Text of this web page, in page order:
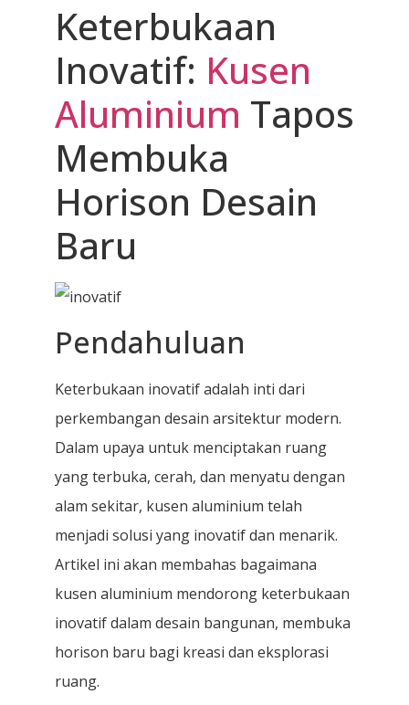
Keterbukaan
Inovatif: Kusen
Aluminium Tapos
Membuka
Horison Desain
Baru
Pendahuluan
Keterbukaan inovatif adalah inti dari
perkembangan desain arsitektur modern.
Dalam upaya untuk menciptakan ruang
yang terbuka, cerah, dan menyatu dengan
alam sekitar, kusen aluminium telah
menjadi solusi yang inovatif dan menarik.
Artikel ini akan membahas bagaimana
kusen aluminium mendorong keterbukaan
inovatif dalam desain bangunan, membuka
horison baru bagi kreasi dan eksplorasi
ruang.